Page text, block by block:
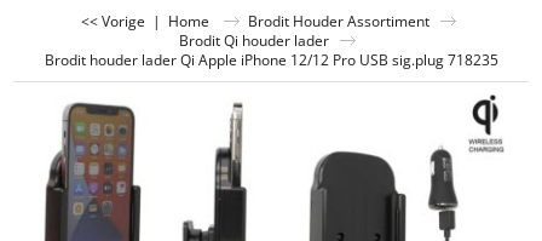
<< Vorige | Home
Brodit Houder Assortiment
Brodit Qi houder lader
Brodit houder lader Qi Apple iPhone 12/12 Pro USB sig.plug 718235